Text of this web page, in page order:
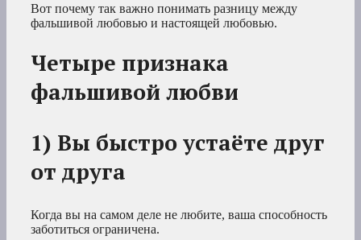
Вот почему так важно понимать разницу между
фальшивой любовью и настоящей любовью.
Четыре признака
фальшивой любви
1) Вы быстро устаёте друг
от друга
Когда вы на самом деле не любите, ваша способность
заботиться ограничена.